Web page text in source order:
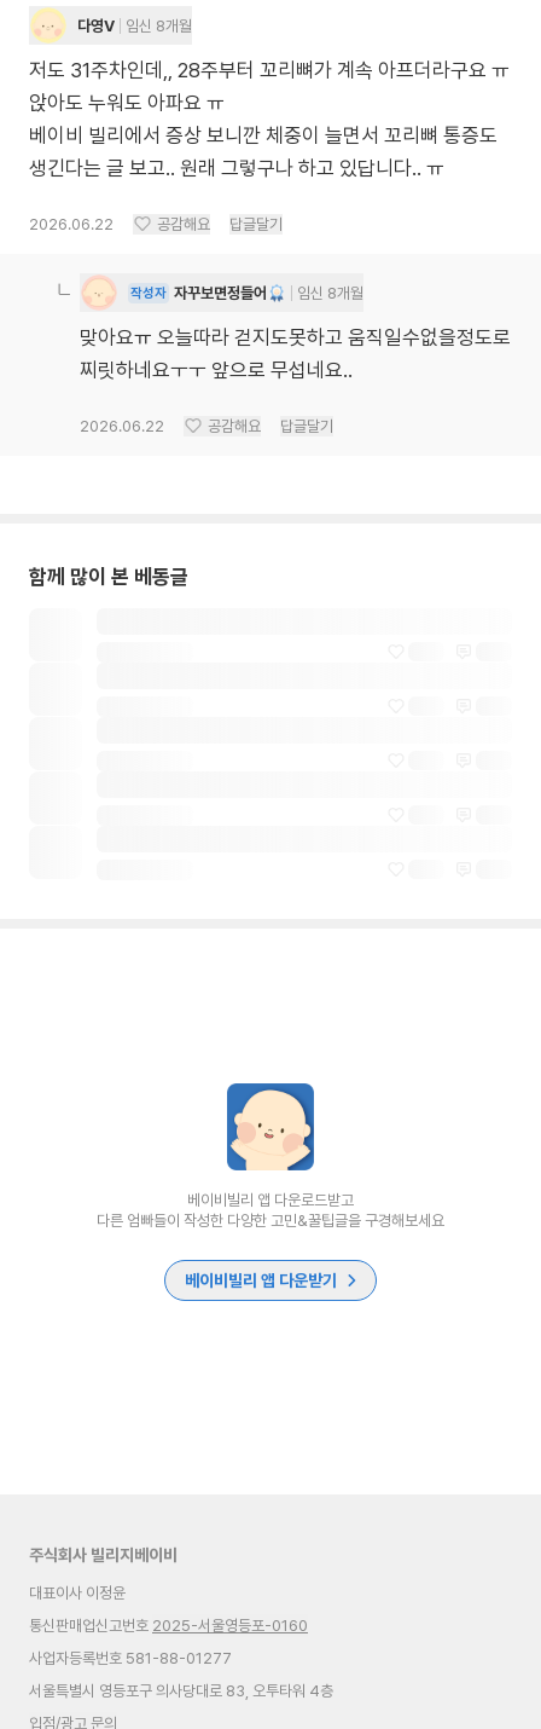
다영V 임신 8개월
저도 31주차인데,, 28주부터 꼬리뼈가 계속 아프더라구요 ㅠ
앉아도 누워도 아파요 ㅠ
베이비 빌리에서 증상 보니깐 체중이 늘면서 꼬리뼈 통증도
생긴다는 글 보고.. 원래 그렇구나 하고 있답니다.. ㅠ
2026.06.22 공감해요 답글달기
작성자 자꾸보면정들어 임신 8개월
맞아요ㅠ 오늘따라 걷지도못하고 움직일수없을정도로
찌릿하네요ㅜㅜ 앞으로 무섭네요..
2026.06.22 공감해요 답글달기
함께 많이 본 베동글
베이비빌리 앱 다운로드받고
다른 엄빠들이 작성한 다양한 고민&꿀팁글을 구경해보세요
베이비빌리 앱 다운받기
주식회사 빌리지베이비
대표이사 이정윤
통신판매업신고번호 2025-서울영등포-0160
사업자등록번호 581-88-01277
서울특별시 영등포구 의사당대로 83, 오투타워 4층
입점/광고 문의